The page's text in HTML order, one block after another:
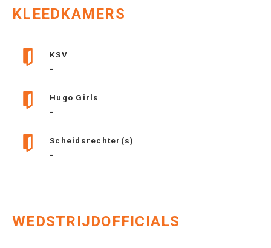
KLEEDKAMERS
KSV
-
Hugo Girls
-
Scheidsrechter(s)
-
WEDSTRIJDOFFICIALS